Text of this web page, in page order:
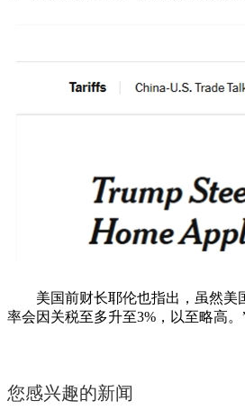
美国前财长耶伦也指出，虽然美国
率会因关税至多升至3%，以至略高
您感兴趣的新闻